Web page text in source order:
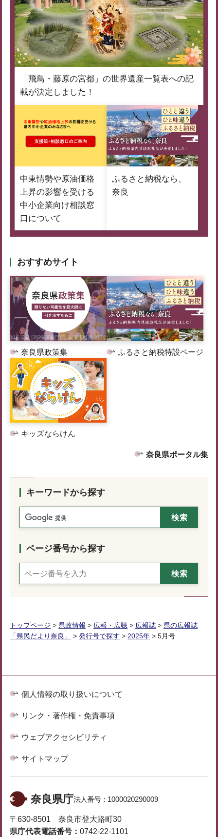
「飛鳥・藤原の宮都」の世界遺産一覧表への記
載が決定しました！
中東情勢や原油価格
上昇の影響を受ける
中小企業向け相談窓
口について
ふるさと納税なら、
奈良
おすすめサイト
奈良県政策集 ふるさと納税特設ページ
キッズならけん
奈良県ポータル集
キーワードから探す
ページ番号から探す
トップページ > 県政情報 > 広報・広聴 > 広報誌 > 県の広報誌
「県民だより奈良」
> 発行号で探す > 2025年 > 5月号
個人情報の取り扱いについて
リンク・著作権・免責事項
ウェブアクセシビリティ
サイトマップ
奈良県庁法人番号： 1000020290009
〒630-8501 奈良市登大路町30
県庁代表電話番号： 0742-22-1101